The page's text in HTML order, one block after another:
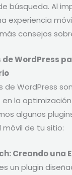
búsqueda. Al
experiencia
consejos
de WordPress
de WordPress
la
algunos
móvil de tu sitio:
Creando una
un plugin